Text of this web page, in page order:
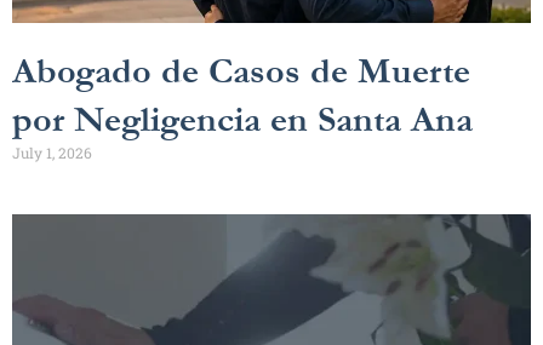
Abogado de Casos de Muerte
por Negligencia en Santa Ana
July 1, 2026